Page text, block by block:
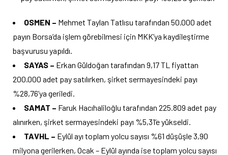
OSMEN – Mehmet Taylan Tatlısu tarafından 50.000 adet
payın Borsa’da işlem görebilmesi için MKK’ya kaydileştirme
başvurusu yapıldı.
SAYAS – Erkan Güldoğan tarafından 9,17 TL fiyattan
200.000 adet pay satılırken, şirket sermayesindeki payı
%28,76’ya geriledi.
SAMAT – Faruk Hacıhaliloğlu tarafından 225.809 adet pay
alınırken, şirket sermayesindeki payı %5,31’e yükseldi.
TAVHL – Eylül ayı toplam yolcu sayısı %61 düşüşle 3,90
milyona gerilerken, Ocak – Eylül ayında ise toplam yolcu sayısı